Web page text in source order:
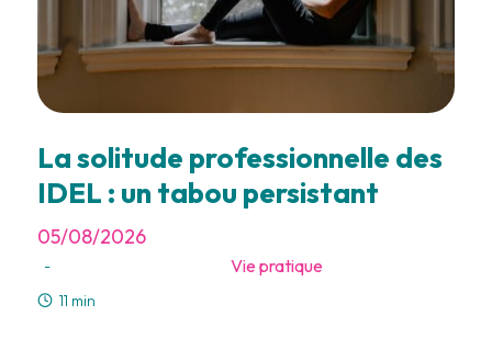
La solitude professionnelle des
IDEL : un tabou persistant
05/08/2026
- Vie pratique
11 min